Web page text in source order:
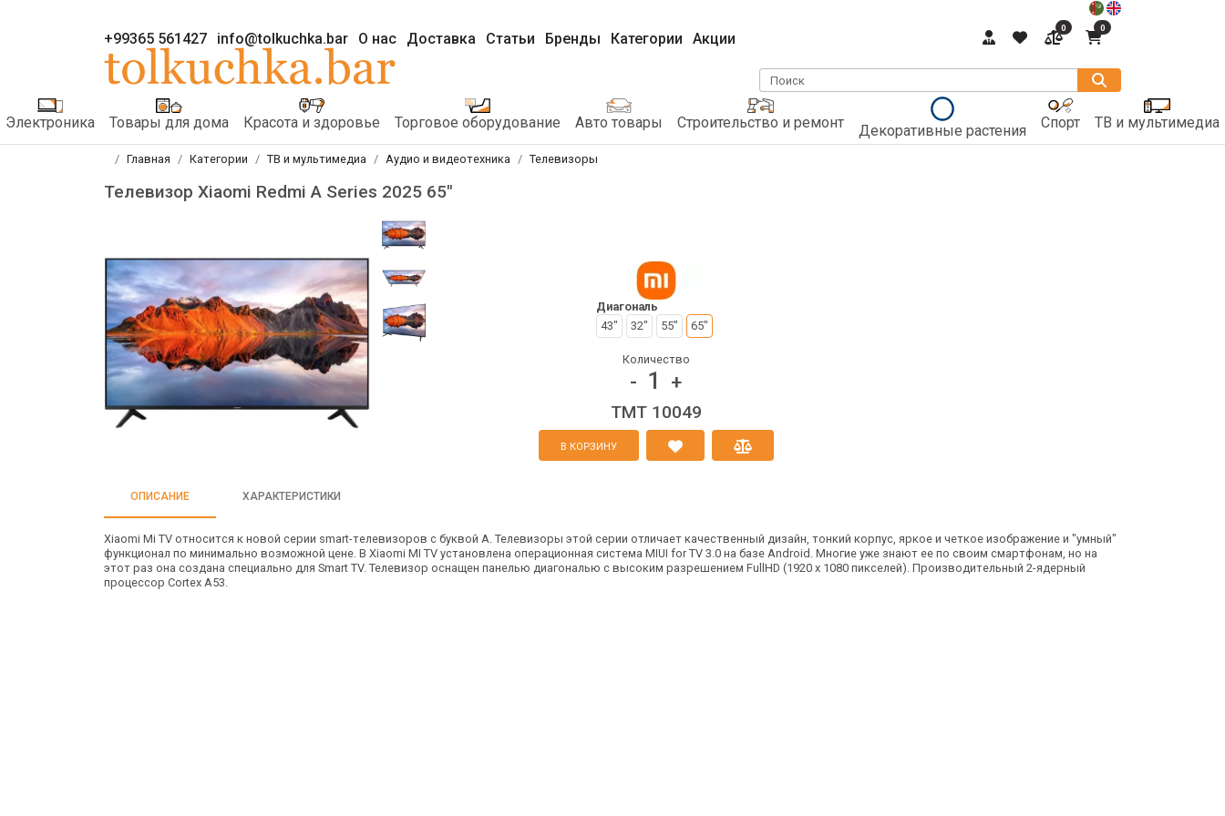
+99365 561427 info@tolkuchka.bar О нас Доставка Статьи Бренды Категории Акции
0 0
Поиск
Электроника Товары для дома Красота и здоровье Торговое оборудование Авто товары Строительство и ремонт Декоративные растения Спорт ТВ и мультимедиа
Главная Категории ТВ и мультимедиа Аудио и видеотехника Телевизоры
Телевизор Xiaomi Redmi A Series 2025 65"
Диагональ
43"
32" 55" 65"
Количество
- 1 +
TMT 10049
В КОРЗИНУ
ОПИСАНИЕ ХАРАКТЕРИСТИКИ
Xiaomi Mi TV относится к новой серии smart-телевизоров с буквой А. Телевизоры этой серии отличает качественный дизайн, тонкий корпус, яркое и четкое изображение и "умный"
функционал по минимально возможной цене. В Xiaomi MI TV установлена операционная система MIUI for TV 3.0 на базе Android. Многие уже знают ее по своим смартфонам, но на
этот раз она создана специально для Smart TV. Телевизор оснащен панелью диагональю с высоким разрешением FullHD (1920 x 1080 пикселей). Производительный 2-ядерный
процессор Cortex A53.